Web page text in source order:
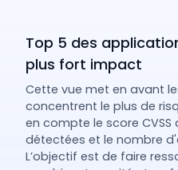
Top 5 des
plus fort impact
Cette vue met en avant
concentrent le plus de
en compte le score CVSS
détectées et le nombre
L’objectif est de faire